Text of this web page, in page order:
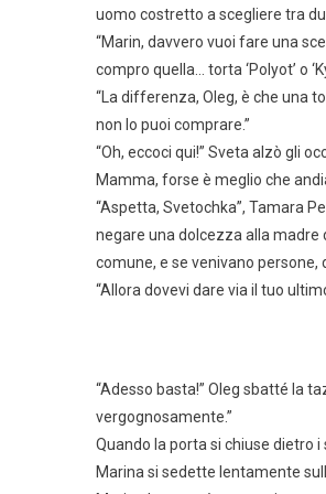
uomo costretto a scegliere tra
“Marin, davvero vuoi fare una
compro quella… torta ‘Polyot’ o
“La differenza, Oleg, è che una
non lo puoi comprare.”
“Oh, eccoci qui!” Sveta alzò gli
Mamma, forse è meglio che
“Aspetta, Svetochka”, Tamara
negare una dolcezza alla madre
comune, e se venivano persone,
“Allora dovevi dare via il tuo
“Adesso basta!” Oleg sbatté la
vergognosamente.”
Quando la porta si chiuse dietro
Marina si sedette lentamente